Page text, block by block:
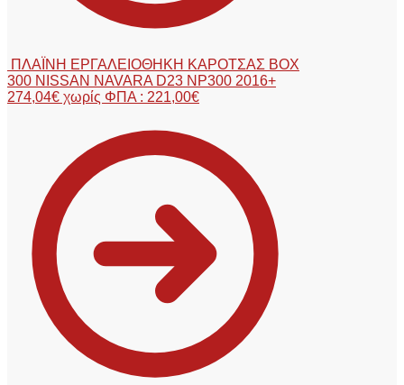
ΠΛΑΪΝΗ ΕΡΓΑΛΕΙΟΘΗΚΗ ΚΑΡΟΤΣΑΣ BOX
300 NISSAN NAVARA D23 NP300 2016+
274,04€ χωρίς ΦΠΑ : 221,00€